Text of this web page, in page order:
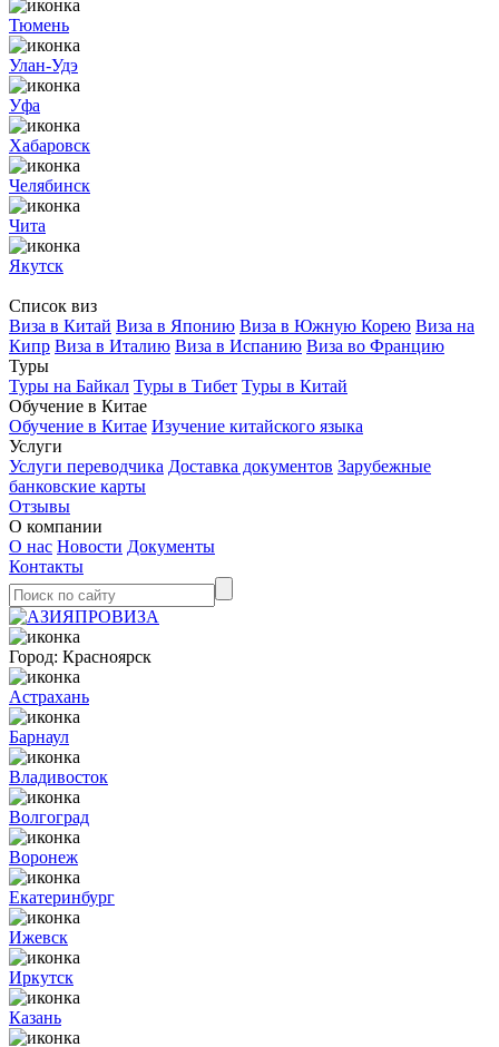
Тюмень
Улан-Удэ
Уфа
Хабаровск
Челябинск
Чита
Якутск
Список виз
Виза в Китай Виза в Японию Виза в Южную Корею Виза на
Кипр Виза в Италию Виза в Испанию Виза во Францию
Туры
Туры на Байкал Туры в Тибет Туры в Китай
Обучение в Китае
Обучение в Китае Изучение китайского языка
Услуги
Услуги переводчика Доставка документов Зарубежные
банковские карты
Отзывы
О компании
О нас Новости Документы
Контакты
Город: Красноярск
Астрахань
Барнаул
Владивосток
Волгоград
Воронеж
Екатеринбург
Ижевск
Иркутск
Казань